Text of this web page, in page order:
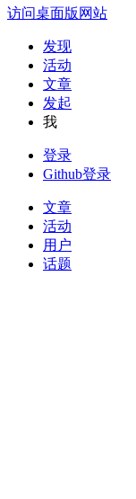
访问桌面版网站
发现
活动
文章
发起
我
登录
Github登录
文章
活动
用户
话题